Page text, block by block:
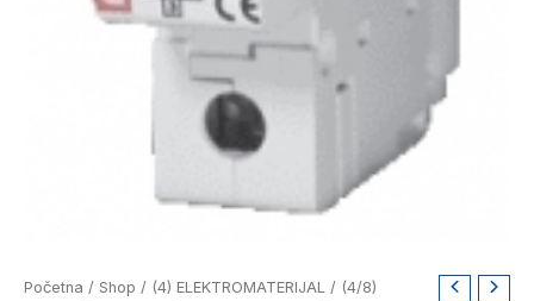
Početna / Shop / (4) ELEKTROMATERIJAL / (4/8)
Automatski